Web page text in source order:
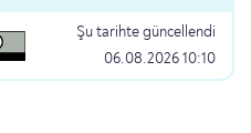
Şu tarihte güncellendi
06.08.2026 10:10